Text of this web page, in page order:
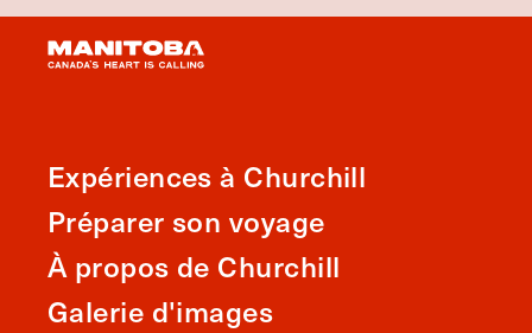
Expériences à Churchill
Préparer son voyage
À propos de Churchill
Galerie d'images